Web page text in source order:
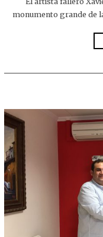
monumento grande de